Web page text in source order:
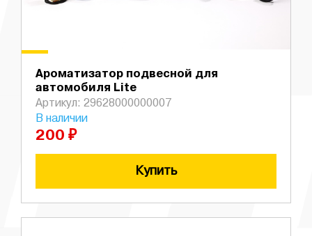
Ароматизатор подвесной для
автомобиля Lite
Артикул: 29628000000007
В наличии
200 ₽
Купить